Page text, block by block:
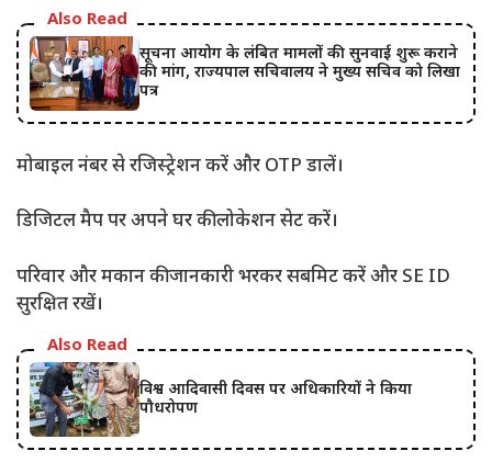
Also Read
सूचना आयोग के लंबित मामलों की सुनवाई शुरू कराने
की मांग, राज्यपाल सचिवालय ने मुख्य सचिव को लिखा
पत्र
​मोबाइल नंबर से रजिस्ट्रेशन करें और OTP डालें।
​डिजिटल मैप पर अपने घर की लोकेशन सेट करें।
​परिवार और मकान की जानकारी भरकर सबमिट करें और SE ID
सुरक्षित रखें।
Also Read
विश्व आदिवासी दिवस पर अधिकारियों ने किया
पौधरोपण